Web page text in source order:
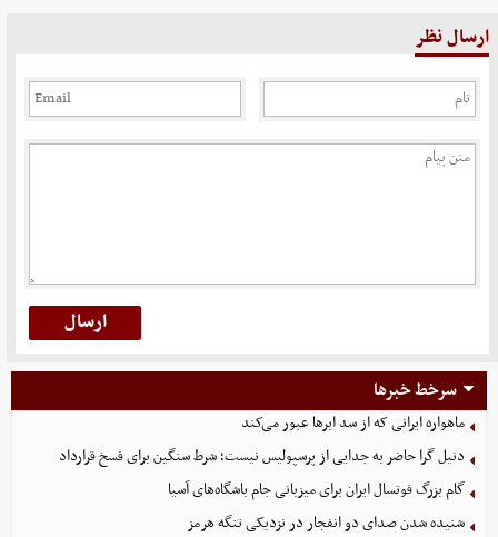
ارسال نظر
سرخط خبرها
ماهواره ایرانی که از سد ابرها عبور می‌کند
دنیل گرا حاضر به جدایی از پرسپولیس نیست؛ شرط سنگین برای فسخ قرارداد
گام بزرگ فوتسال ایران برای میزبانی جام باشگاه‌های آسیا
شنیده شدن صدای دو انفجار در نزدیکی تنگه هرمز